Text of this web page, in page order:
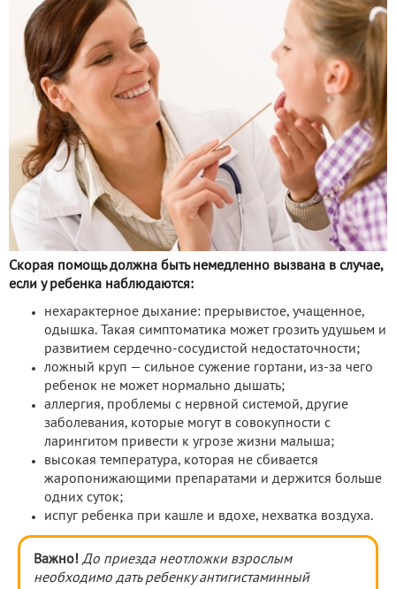
Скорая помощь должна быть немедленно вызвана в случае,
если у ребенка наблюдаются:
нехарактерное дыхание: прерывистое, учащенное,
одышка. Такая симптоматика может грозить удушьем и
развитием сердечно-сосудистой недостаточности;
ложный круп — сильное сужение гортани, из-за чего
ребенок не может нормально дышать;
аллергия, проблемы с нервной системой, другие
заболевания, которые могут в совокупности с
ларингитом привести к угрозе жизни малыша;
высокая температура, которая не сбивается
жаропонижающими препаратами и держится больше
одних суток;
испуг ребенка при кашле и вдохе, нехватка воздуха.
Важно! До приезда неотложки взрослым
необходимо дать ребенку антигистаминный